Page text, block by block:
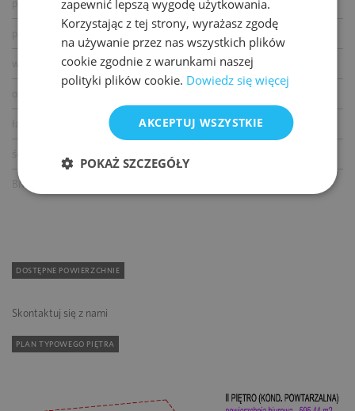
podnoszone podłogi
podwieszane sufity
wykładziny
łącze światłowodowe
BMS
DOSTĘPNE POWIERZCHNIE
Skontaktuj się z nami
PLAN TYPOWEGO PIĘTRA
zapewnić lepszą wygodę użytkowania.
Korzystając z tej strony, wyrażasz zgodę
na używanie przez nas wszystkich plików
cookie zgodnie z warunkami naszej
polityki plików cookie. Dowiedz się więcej
AKCEPTUJ WSZYSTKIE
POKAŻ SZCZEGÓŁY